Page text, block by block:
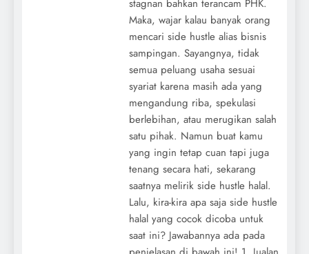
stagnan bahkan terancam PHK.
Maka, wajar kalau banyak orang
mencari side hustle alias bisnis
sampingan. Sayangnya, tidak
semua peluang usaha sesuai
syariat karena masih ada yang
mengandung riba, spekulasi
berlebihan, atau merugikan salah
satu pihak. Namun buat kamu
yang ingin tetap cuan tapi juga
tenang secara hati, sekarang
saatnya melirik side hustle halal.
Lalu, kira-kira apa saja side hustle
halal yang cocok dicoba untuk
saat ini? Jawabannya ada pada